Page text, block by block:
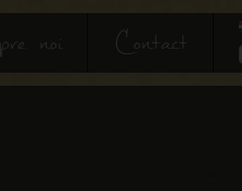
noi Contact